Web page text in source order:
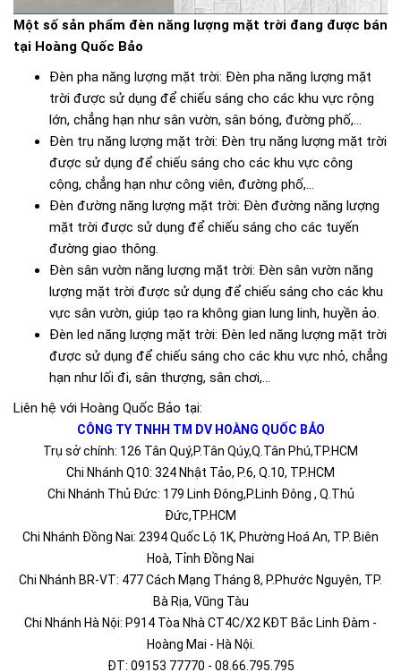
Một số sản phẩm đèn năng lượng mặt trời đang được bán
tại Hoàng Quốc Bảo
Đèn pha năng lượng mặt trời: Đèn pha năng lượng mặt
trời được sử dụng để chiếu sáng cho các khu vực rộng
lớn, chẳng hạn như sân vườn, sân bóng, đường phố,...
Đèn trụ năng lượng mặt trời: Đèn trụ năng lượng mặt trời
được sử dụng để chiếu sáng cho các khu vực công
cộng, chẳng hạn như công viên, đường phố,...
Đèn đường năng lượng mặt trời: Đèn đường năng lượng
mặt trời được sử dụng để chiếu sáng cho các tuyến
đường giao thông.
Đèn sân vườn năng lượng mặt trời: Đèn sân vườn năng
lượng mặt trời được sử dụng để chiếu sáng cho các khu
vực sân vườn, giúp tạo ra không gian lung linh, huyền ảo.
Đèn led năng lượng mặt trời: Đèn led năng lượng mặt trời
được sử dụng để chiếu sáng cho các khu vực nhỏ, chẳng
hạn như lối đi, sân thượng, sân chơi,...
Liên hệ với Hoàng Quốc Bảo tại:
CÔNG TY TNHH TM DV HOÀNG QUỐC BẢO
Trụ sở chính: 126 Tân Quý,P.Tân Qúy,Q.Tân Phú,TP.HCM
Chi Nhánh Q10: 324 Nhật Tảo, P.6, Q.10, TP.HCM
Chi Nhánh Thủ Đức: 179 Linh Đông,P.Linh Đông , Q.Thủ
Đức,TP.HCM
Chi Nhánh Đồng Nai: 2394 Quốc Lộ 1K, Phường Hoá An, TP. Biên
Hoà, Tỉnh Đồng Nai
Chi Nhánh BR-VT: 477 Cách Mạng Tháng 8, P.Phước Nguyên, TP.
Bà Rịa, Vũng Tàu
Chi Nhánh Hà Nội: P914 Tòa Nhà CT4C/X2 KĐT Bắc Linh Đàm -
Hoàng Mai - Hà Nội.
ĐT: 09153 77770 - 08.66.795.795